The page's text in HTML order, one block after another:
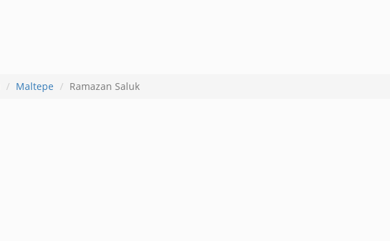
Maltepe Ramazan Saluk